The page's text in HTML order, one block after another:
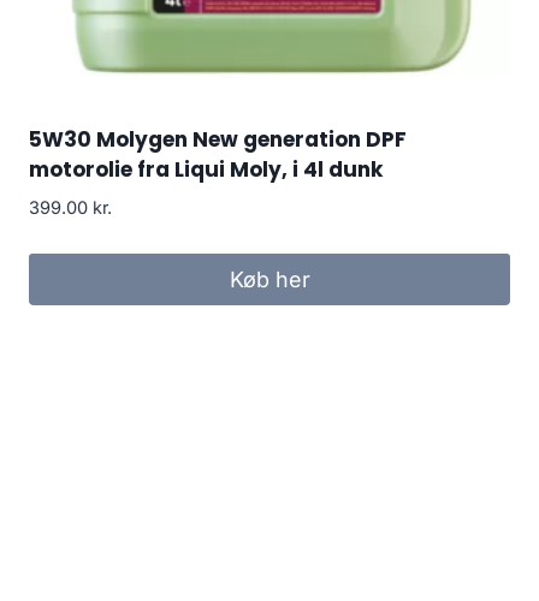
5W30 Molygen New generation DPF
motorolie fra Liqui Moly, i 4l dunk
399.00 kr.
Køb her